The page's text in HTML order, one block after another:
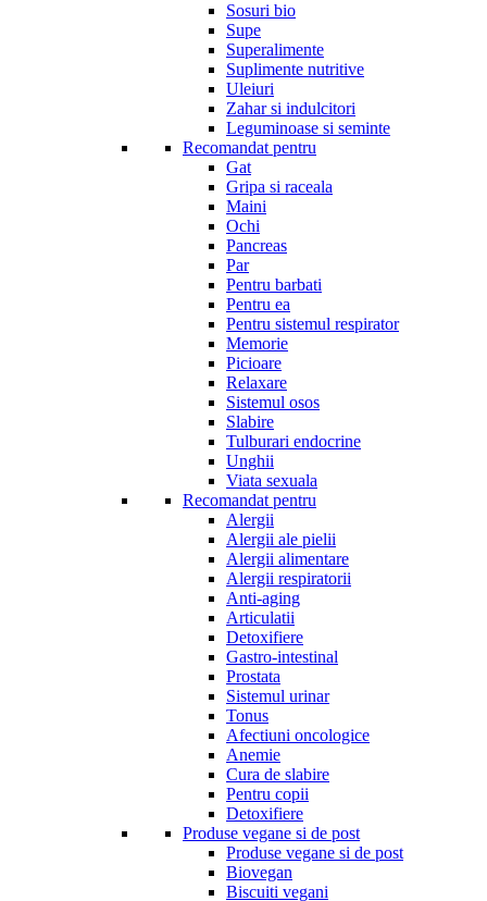
Sosuri bio
Supe
Superalimente
Suplimente nutritive
Uleiuri
Zahar si indulcitori
Leguminoase si seminte
Recomandat pentru
Gat
Gripa si raceala
Maini
Ochi
Pancreas
Par
Pentru barbati
Pentru ea
Pentru sistemul respirator
Memorie
Picioare
Relaxare
Sistemul osos
Slabire
Tulburari endocrine
Unghii
Viata sexuala
Recomandat pentru
Alergii
Alergii ale pielii
Alergii alimentare
Alergii respiratorii
Anti-aging
Articulatii
Detoxifiere
Gastro-intestinal
Prostata
Sistemul urinar
Tonus
Afectiuni oncologice
Anemie
Cura de slabire
Pentru copii
Detoxifiere
Produse vegane si de post
Produse vegane si de post
Biovegan
Biscuiti vegani